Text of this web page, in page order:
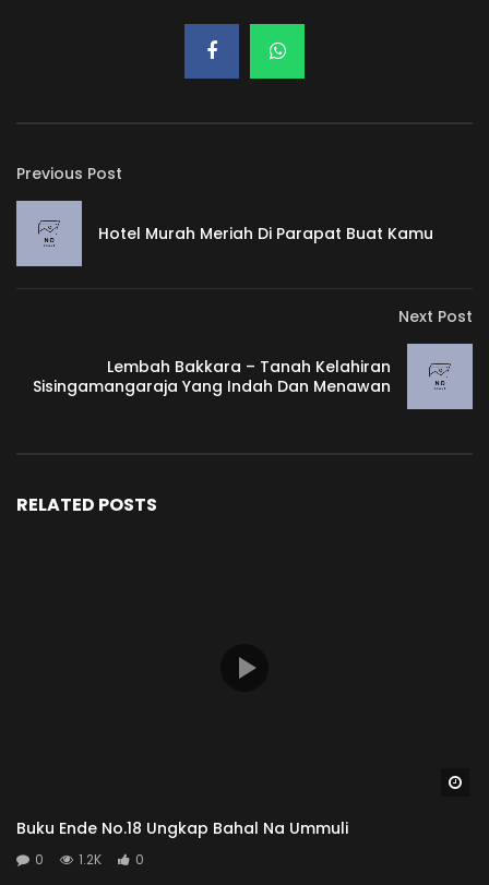
Previous Post
Hotel Murah Meriah Di Parapat Buat Kamu
Next Post
Lembah Bakkara – Tanah Kelahiran
Sisingamangaraja Yang Indah Dan Menawan
RELATED POSTS
Buku Ende No.18 Ungkap Bahal Na Ummuli
0 1.2K 0